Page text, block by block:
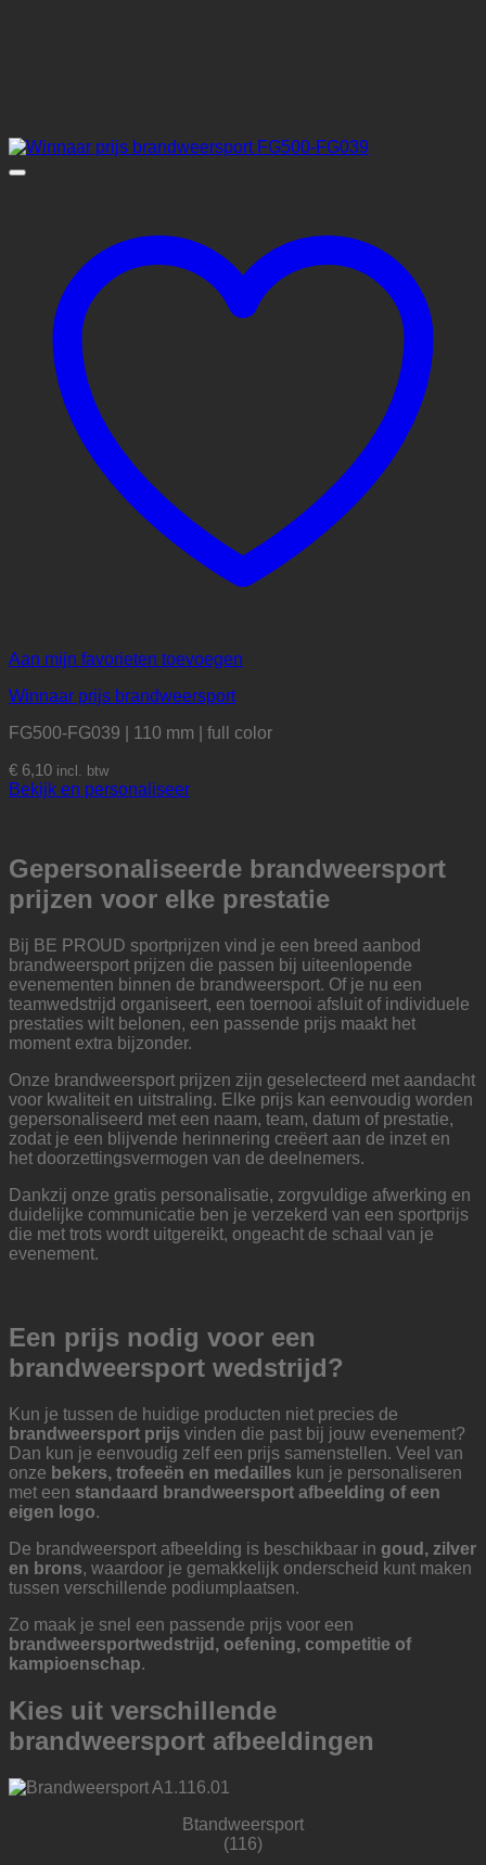
Aan mijn favorieten toevoegen
Winnaar prijs brandweersport
FG500-FG039 | 110 mm | full color
€ 6,10 incl. btw
Bekijk en personaliseer
Gepersonaliseerde brandweersport
prijzen voor elke prestatie
Bij BE PROUD sportprijzen vind je een breed aanbod
brandweersport prijzen die passen bij uiteenlopende
evenementen binnen de brandweersport. Of je nu een
teamwedstrijd organiseert, een toernooi afsluit of individuele
prestaties wilt belonen, een passende prijs maakt het
moment extra bijzonder.
Onze brandweersport prijzen zijn geselecteerd met aandacht
voor kwaliteit en uitstraling. Elke prijs kan eenvoudig worden
gepersonaliseerd met een naam, team, datum of prestatie,
zodat je een blijvende herinnering creëert aan de inzet en
het doorzettingsvermogen van de deelnemers.
Dankzij onze gratis personalisatie, zorgvuldige afwerking en
duidelijke communicatie ben je verzekerd van een sportprijs
die met trots wordt uitgereikt, ongeacht de schaal van je
evenement.
Een prijs nodig voor een
brandweersport wedstrijd?
Kun je tussen de huidige producten niet precies de
brandweersport prijs vinden die past bij jouw evenement?
Dan kun je eenvoudig zelf een prijs samenstellen. Veel van
onze bekers, trofeeën en medailles kun je personaliseren
met een standaard brandweersport afbeelding of een
eigen logo.
De brandweersport afbeelding is beschikbaar in goud, zilver
en brons, waardoor je gemakkelijk onderscheid kunt maken
tussen verschillende podiumplaatsen.
Zo maak je snel een passende prijs voor een
brandweersportwedstrijd, oefening, competitie of
kampioenschap.
Kies uit verschillende
brandweersport afbeeldingen
Btandweersport
(116)